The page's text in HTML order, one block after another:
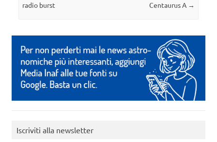
radio burst
Centaurus A →
Iscriviti alla newsletter